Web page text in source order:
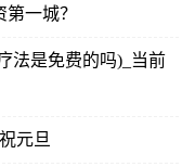
一城？
法是免费的吗)_当前
元旦